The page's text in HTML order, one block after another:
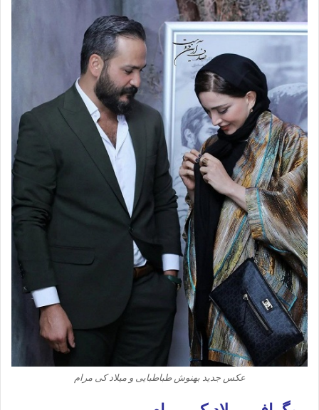
عکس جدید بهنوش طباطبایی و میلاد کی مرام